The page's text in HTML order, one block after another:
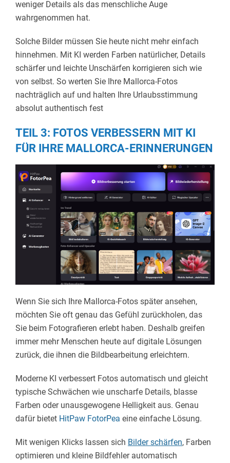
weniger Details als das menschliche Auge
wahrgenommen hat.
Solche Bilder müssen Sie heute nicht mehr einfach
hinnehmen. Mit KI werden Farben natürlicher, Details
schärfer und leichte Unschärfen korrigieren sich wie
von selbst. So werten Sie Ihre Mallorca-Fotos
nachträglich auf und halten Ihre Urlaubsstimmung
absolut authentisch fest
TEIL 3: FOTOS VERBESSERN MIT KI
FÜR IHRE MALLORCA-ERINNERUNGEN
Wenn Sie sich Ihre Mallorca-Fotos später ansehen,
möchten Sie oft genau das Gefühl zurückholen, das
Sie beim Fotografieren erlebt haben. Deshalb greifen
immer mehr Menschen heute auf digitale Lösungen
zurück, die ihnen die Bildbearbeitung erleichtern.
Moderne KI verbessert Fotos automatisch und gleicht
typische Schwächen wie unscharfe Details, blasse
Farben oder unausgewogene Helligkeit aus. Genau
dafür bietet HitPaw FotorPea eine einfache Lösung.
Mit wenigen Klicks lassen sich Bilder schärfen, Farben
optimieren und kleine Bildfehler automatisch